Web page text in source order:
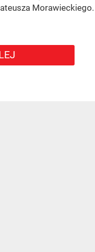
Morawieckiego.